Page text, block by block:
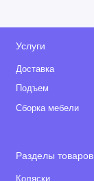
Услуги
Доставка
Подъем
Сборка мебели
Разделы товаров
Коляски